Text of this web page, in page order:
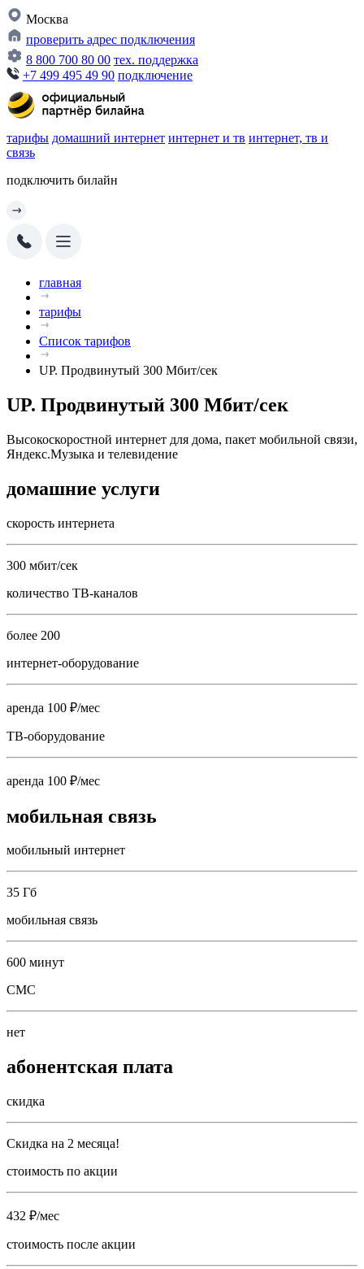
Москва
проверить адрес подключения
8 800 700 80 00 тех. поддержка
+7 499 495 49 90 подключение
тарифы домашний интернет интернет и тв интернет, тв и
связь
подключить билайн
главная
тарифы
Список тарифов
UP. Продвинутый 300 Мбит/сек
UP. Продвинутый 300 Мбит/сек
Высокоскоростной интернет для дома, пакет мобильной связи,
Яндекс.Музыка и телевидение
домашние услуги
скорость интернета
300 мбит/сек
количество ТВ-каналов
более 200
интернет-оборудование
аренда 100 ₽/мес
ТВ-оборудование
аренда 100 ₽/мес
мобильная связь
мобильный интернет
35 Гб
мобильная связь
600 минут
СМС
нет
абонентская плата
скидка
Скидка на 2 месяца!
стоимость по акции
432 ₽/мес
стоимость после акции